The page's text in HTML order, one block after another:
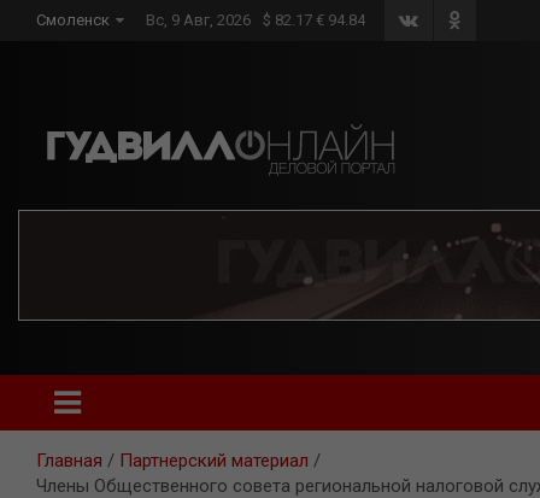
Смоленск Вс, 9 Авг, 2026 $ 82.17 € 94.84
Главная
Партнерский материал
Члены Общественного совета региональной налоговой